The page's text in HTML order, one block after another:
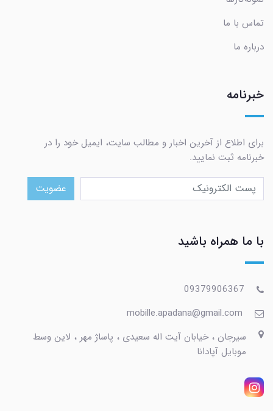
تماس با ما
درباره ما
خبرنامه
برای اطلاع از آخرین اخبار و مطالب سایت، ایمیل خود را در
خبرنامه ثبت نمایید.
عضویت
با ما همراه باشید
09379906367
mobille.apadana@gmail.com
سیرجان ، خیابان آیت اله سعیدی ، پاساژ مهر ، لاین وسط
موبایل آپادانا